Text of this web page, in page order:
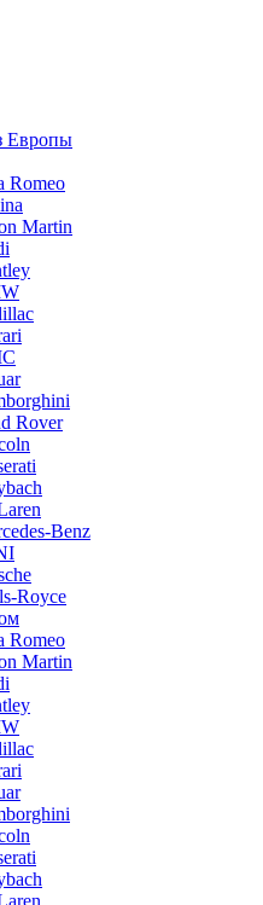
Европы
Romeo
Martin
Rover
Benz
Royce
Romeo
Martin